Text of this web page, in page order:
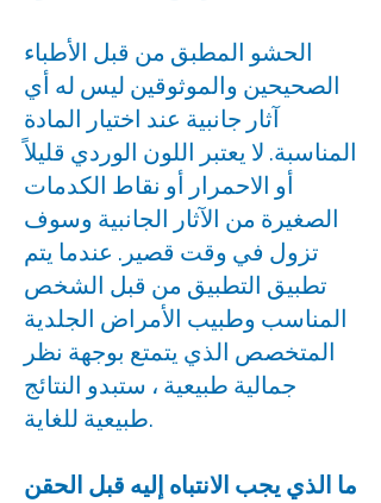
الحشو المطبق من قبل الأطباء
الصحيحين والموثوقين ليس له أي
آثار جانبية عند اختيار المادة
المناسبة. لا يعتبر اللون الوردي قليلاً
أو الاحمرار أو نقاط الكدمات
الصغيرة من الآثار الجانبية وسوف
تزول في وقت قصير. عندما يتم
تطبيق التطبيق من قبل الشخص
المناسب وطبيب الأمراض الجلدية
المتخصص الذي يتمتع بوجهة نظر
جمالية طبيعية ، ستبدو النتائج
طبيعية للغاية.
ما الذي يجب الانتباه إليه قبل الحقن